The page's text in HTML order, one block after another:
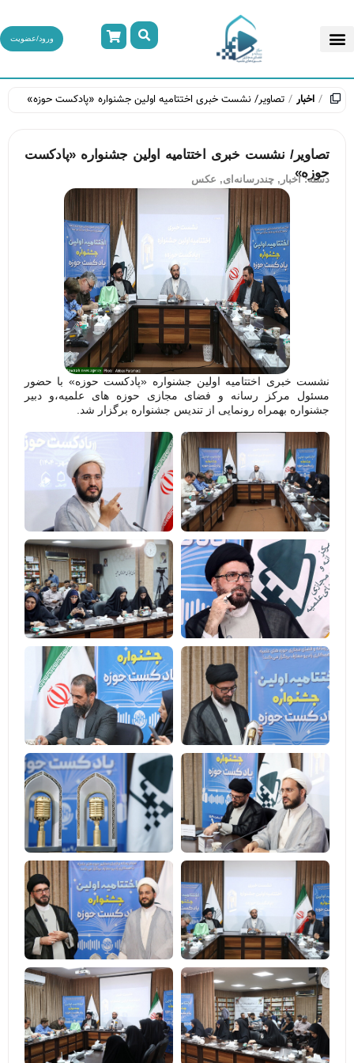
ورود/عضویت
اخبار تصاویر/ نشست خبری اختتامیه اولین جشنواره «پادکست حوزه»
تصاویر/ نشست خبری اختتامیه اولین جشنواره «پادکست
حوزه»
دسته:اخبار , چندرسانه‌ای, عکس
نشست خبری اختتامیه اولین جشنواره «پادکست حوزه» با حضور
مسئول مرکز رسانه و فضای مجازی حوزه های علمیه،و دبیر
جشنواره بهمراه رونمایی از تندیس جشنواره برگزار شد.